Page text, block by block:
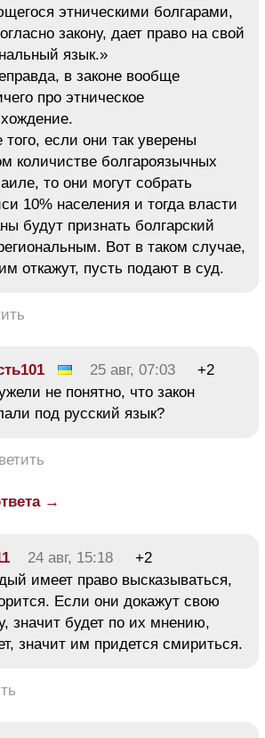
этническими болгарами,
закону, дает право на свой
язык.»
в законе вообще
про этническое
того, если они так уверены
количистве болгароязычных
то они могут собрать
10% населения и тогда власти
будут признать болгарский
Вот в таком случае,
откажут, пусть подают в суд.
25 авг, 07:03
+2
не понятно, что закон
под русский язык?
→
24 авг, 15:18
+2
имеет право высказываться,
Если они докажут свою
значит будет по их мнению,
значит им придется смириться.